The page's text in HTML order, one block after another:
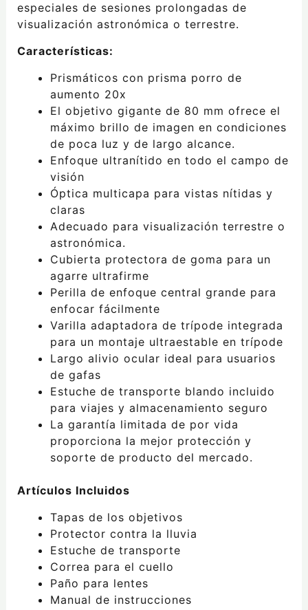
especiales de sesiones prolongadas de
visualización astronómica o terrestre.
Características:
Prismáticos con prisma porro de
aumento 20x
El objetivo gigante de 80 mm ofrece el
máximo brillo de imagen en condiciones
de poca luz y de largo alcance.
Enfoque ultranítido en todo el campo de
visión
Óptica multicapa para vistas nítidas y
claras
Adecuado para visualización terrestre o
astronómica.
Cubierta protectora de goma para un
agarre ultrafirme
Perilla de enfoque central grande para
enfocar fácilmente
Varilla adaptadora de trípode integrada
para un montaje ultraestable en trípode
Largo alivio ocular ideal para usuarios
de gafas
Estuche de transporte blando incluido
para viajes y almacenamiento seguro
La garantía limitada de por vida
proporciona la mejor protección y
soporte de producto del mercado.
Artículos Incluidos
Tapas de los objetivos
Protector contra la lluvia
Estuche de transporte
Correa para el cuello
Paño para lentes
Manual de instrucciones